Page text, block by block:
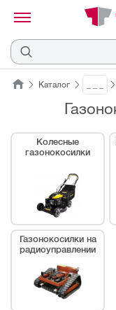
Отмена
на
QR-
расположенный
ценнике,
товаре
или
упаковке.
Каталог
Колесные
газонокосилки
Газонокосилки на
радиоуправлении